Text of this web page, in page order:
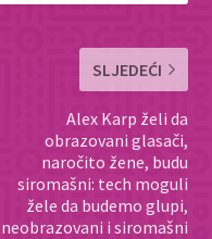
SLJEDEĆI
Alex Karp želi da
obrazovani glasači,
naročito žene, budu
siromašni: tech moguli
žele da budemo glupi,
neobrazovani i siromašni